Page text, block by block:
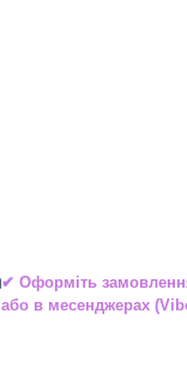
✔ Оформіть
або в месенджерах